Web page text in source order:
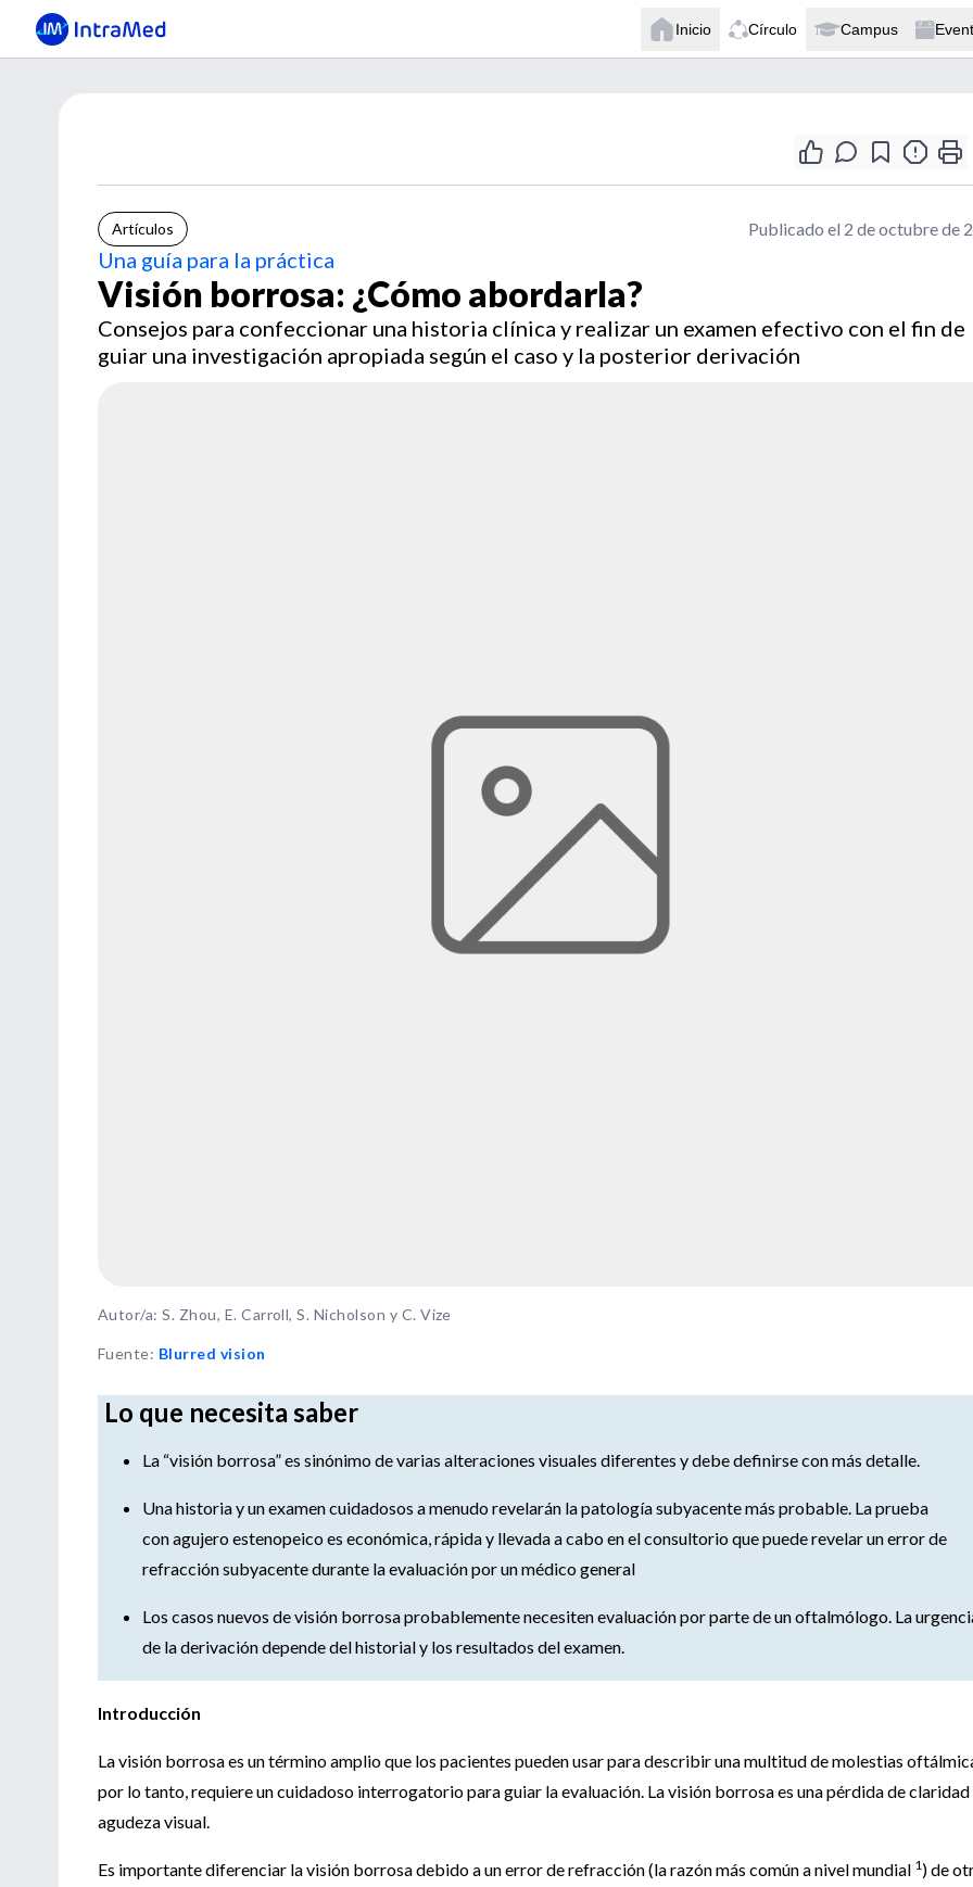
Inicio Círculo Campus
Artículos Publicado el 2 de octubre de
Una guía para la práctica
Visión borrosa: ¿Cómo abordarla?
Consejos para confeccionar una historia clínica y realizar un examen efectivo con el fin de
guiar una investigación apropiada según el caso y la posterior derivación
Autor/a: S. Zhou, E. Carroll, S. Nicholson y C. Vize
Fuente: Blurred vision
Lo que necesita saber
La “visión borrosa” es sinónimo de varias alteraciones visuales diferentes y debe definirse con más detalle.
Una historia y un examen cuidadosos a menudo revelarán la patología subyacente más probable. La prueba
conagujero estenopeicoes económica, rápida y llevada a cabo en el consultorio que puede revelar un error de
refracción subyacente durante la evaluación por un médico general
Los casos nuevos de visión borrosa probablemente necesiten evaluación por parte de un oftalmólogo. La
de la derivación depende del historial y los resultados del examen.
Introducción
La visión borrosa es un término amplio que los pacientes pueden usar para describir una multitud de molestias
por lo tanto, requiere un cuidadoso interrogatorio para guiar la evaluación. La visión borrosa es una pérdida de claridad
agudeza visual.
Es importante diferenciar la visión borrosa debido a un error de refracción (la razón más común a nivel mundial 1 ) de